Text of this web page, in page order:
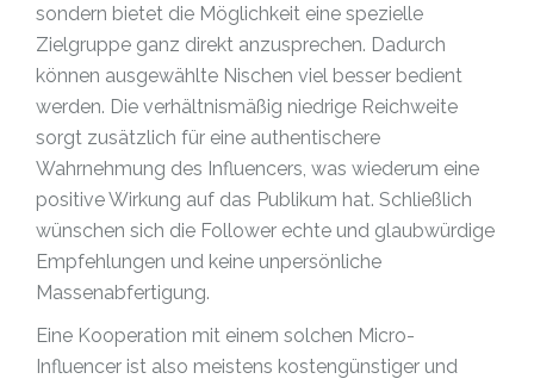
sondern bietet die Möglichkeit eine spezielle
Zielgruppe ganz direkt anzusprechen. Dadurch
können ausgewählte Nischen viel besser bedient
werden. Die verhältnismäßig niedrige Reichweite
sorgt zusätzlich für eine authentischere
Wahrnehmung des Influencers, was wiederum eine
positive Wirkung auf das Publikum hat. Schließlich
wünschen sich die Follower echte und glaubwürdige
Empfehlungen und keine unpersönliche
Massenabfertigung.
Eine Kooperation mit einem solchen Micro-
Influencer ist also meistens kostengünstiger und